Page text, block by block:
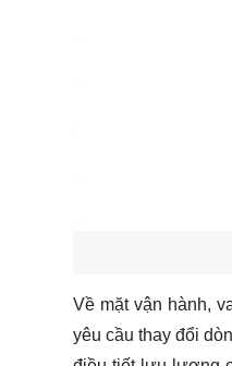
Về mặt vận hành,
yêu cầu thay đổi